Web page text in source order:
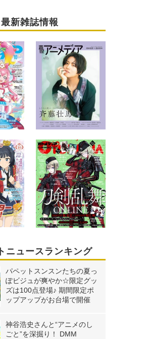
最新雑誌情報
ニュースランキング
パペットスンスンたちの夏っ
ぽビジュが爽やか☆限定グッ
ズは100点登場♪ 期間限定ポ
ップアップがお台場で開催
神谷浩史さんと“アニメのし
ごと”を深掘り！ DMM